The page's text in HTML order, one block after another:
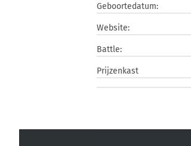
Geboortedatum:
Website:
Battle:
Prijzenkast